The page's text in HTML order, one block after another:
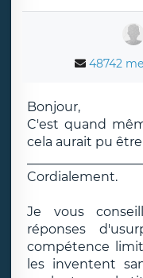
48742
Bonjour,
C'est quand
cela aurait pu être
Cordialement.
Je vous
réponses
compétence
les inventent